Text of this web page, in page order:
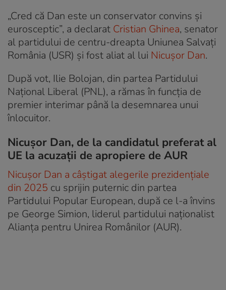
„Cred că Dan este un conservator convins și
eurosceptic”, a declarat Cristian Ghinea, senator
al partidului de centru-dreapta Uniunea Salvați
România (USR) și fost aliat al lui Nicușor Dan.
După vot, Ilie Bolojan, din partea Partidului
Național Liberal (PNL), a rămas în funcția de
premier interimar până la desemnarea unui
înlocuitor.
Nicușor Dan, de la candidatul preferat al
UE la acuzații de apropiere de AUR
Nicușor Dan a câștigat alegerile prezidențiale
din 2025 cu sprijin puternic din partea
Partidului Popular European, după ce l-a învins
pe George Simion, liderul partidului naționalist
Alianța pentru Unirea Românilor (AUR).